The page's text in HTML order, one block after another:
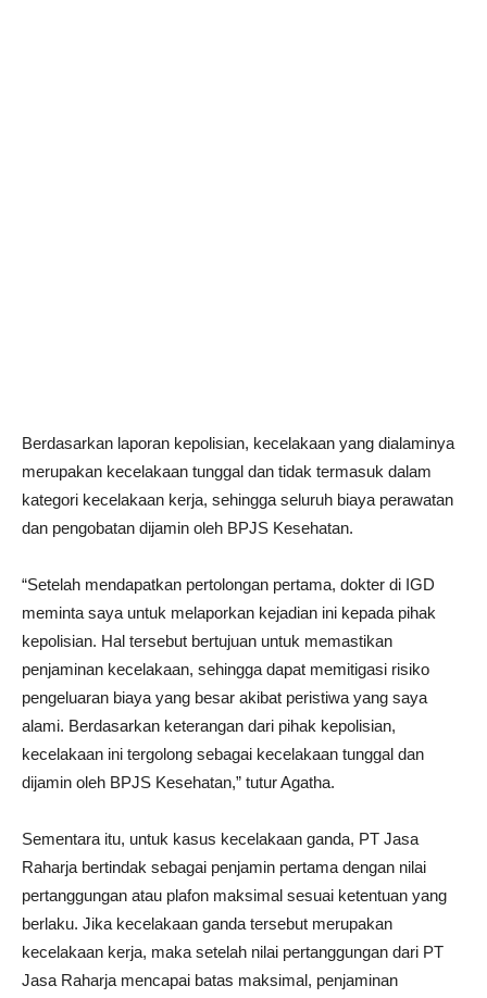
Berdasarkan laporan kepolisian, kecelakaan yang dialaminya
merupakan kecelakaan tunggal dan tidak termasuk dalam
kategori kecelakaan kerja, sehingga seluruh biaya perawatan
dan pengobatan dijamin oleh BPJS Kesehatan.
“Setelah mendapatkan pertolongan pertama, dokter di IGD
meminta saya untuk melaporkan kejadian ini kepada pihak
kepolisian. Hal tersebut bertujuan untuk memastikan
penjaminan kecelakaan, sehingga dapat memitigasi risiko
pengeluaran biaya yang besar akibat peristiwa yang saya
alami. Berdasarkan keterangan dari pihak kepolisian,
kecelakaan ini tergolong sebagai kecelakaan tunggal dan
dijamin oleh BPJS Kesehatan,” tutur Agatha.
Sementara itu, untuk kasus kecelakaan ganda, PT Jasa
Raharja bertindak sebagai penjamin pertama dengan nilai
pertanggungan atau plafon maksimal sesuai ketentuan yang
berlaku. Jika kecelakaan ganda tersebut merupakan
kecelakaan kerja, maka setelah nilai pertanggungan dari PT
Jasa Raharja mencapai batas maksimal, penjaminan